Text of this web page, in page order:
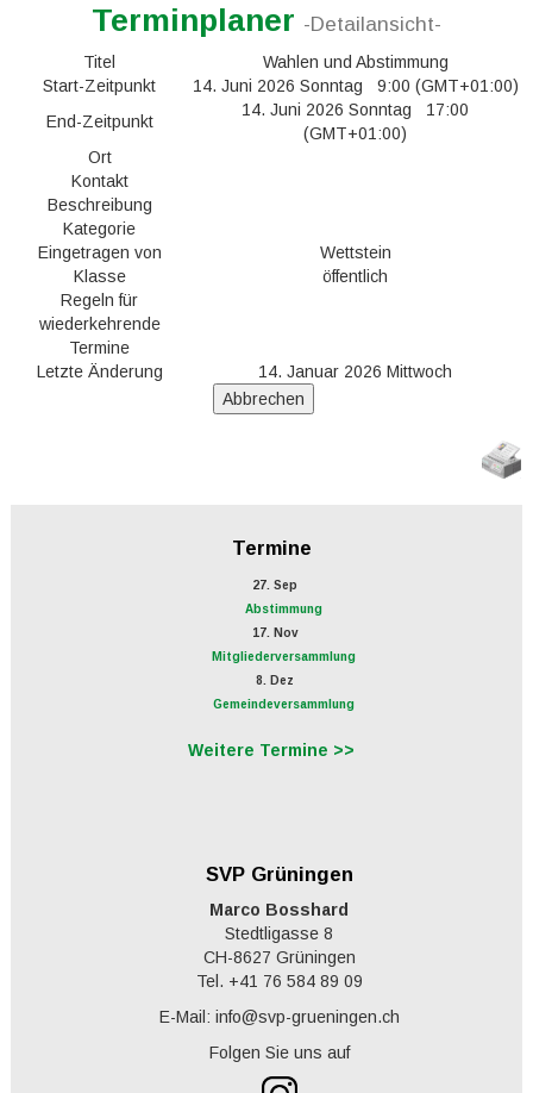
Terminplaner -Detailansicht-
Titel
Wahlen und Abstimmung
Start-Zeitpunkt
14. Juni 2026 Sonntag 9:00 (GMT+01:00)
End-Zeitpunkt
14. Juni 2026 Sonntag 17:00
(GMT+01:00)
Ort
Kontakt
Beschreibung
Kategorie
Eingetragen von
Wettstein
Klasse
öffentlich
Regeln für
wiederkehrende
Termine
Letzte Änderung
14. Januar 2026 Mittwoch
Termine
27. Sep
Abstimmung
17. Nov
Mitgliederversammlung
8. Dez
Gemeindeversammlung
Weitere Termine >>
SVP Grüningen
Marco Bosshard
Stedtligasse 8
CH-8627 Grüningen
Tel. +41 76 584 89 09
E-Mail: info@svp-grueningen.ch
Folgen Sie uns auf